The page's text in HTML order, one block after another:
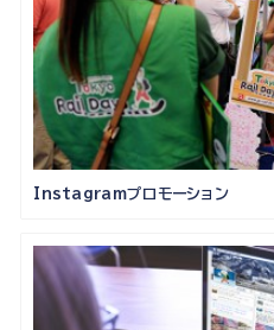
Instagramプロモーション